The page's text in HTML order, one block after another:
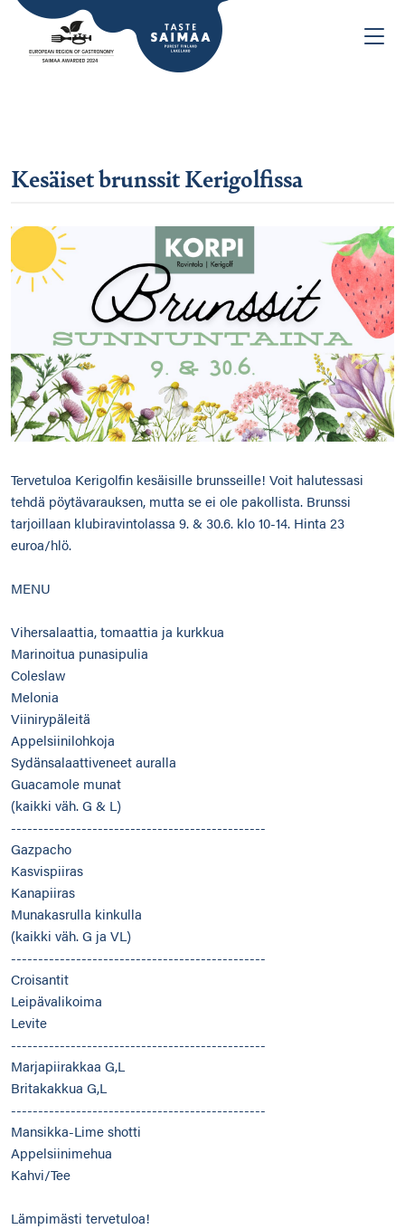
Kesäiset brunssit Kerigolfissa
Tervetuloa Kerigolfin kesäisille brunsseille! Voit halutessasi
tehdä pöytävarauksen, mutta se ei ole pakollista. Brunssi
tarjoillaan klubiravintolassa 9. & 30.6. klo 10-14. Hinta 23
euroa/hlö.
MENU
Vihersalaattia, tomaattia ja kurkkua
Marinoitua punasipulia
Coleslaw
Melonia
Viinirypäleitä
Appelsiinilohkoja
Sydänsalaattiveneet auralla
Guacamole munat
(kaikki väh. G & L)
-----------------------------------------------
Gazpacho
Kasvispiiras
Kanapiiras
Munakasrulla kinkulla
(kaikki väh. G ja VL)
-----------------------------------------------
Croisantit
Leipävalikoima
Levite
-----------------------------------------------
Marjapiirakkaa G,L
Britakakkua G,L
-----------------------------------------------
Mansikka-Lime shotti
Appelsiinimehua
Kahvi/Tee
Lämpimästi tervetuloa!